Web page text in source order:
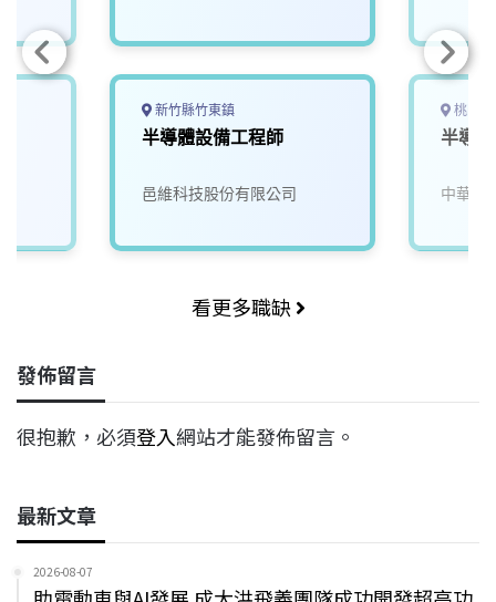
新竹縣竹東鎮
半導體設備工程師
邑維科技股份有限公司
桃園
半導
中華科
看更多職缺
發佈留言
很抱歉，必須登入網站才能發佈留言。
最新文章
2026-08-07